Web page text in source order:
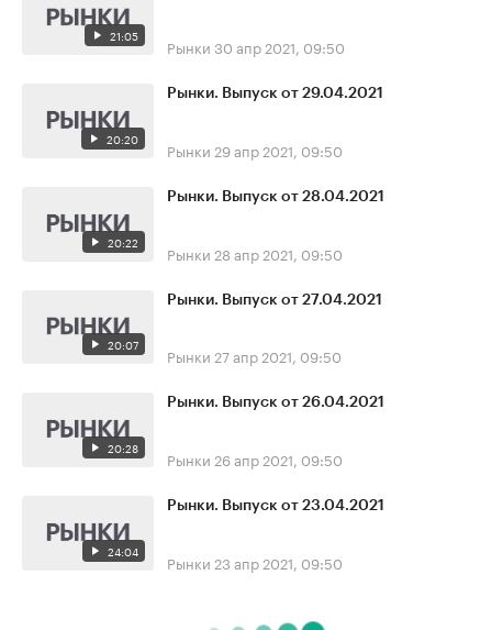
21:05 Рынки 30 апр 2021, 09:50
20:20
Рынки. Выпуск от 29.04.2021
Рынки 29 апр 2021, 09:50
20:22
Рынки. Выпуск от 28.04.2021
Рынки 28 апр 2021, 09:50
20:07
Рынки. Выпуск от 27.04.2021
Рынки 27 апр 2021, 09:50
20:28
Рынки. Выпуск от 26.04.2021
Рынки 26 апр 2021, 09:50
24:04
Рынки. Выпуск от 23.04.2021
Рынки 23 апр 2021, 09:50